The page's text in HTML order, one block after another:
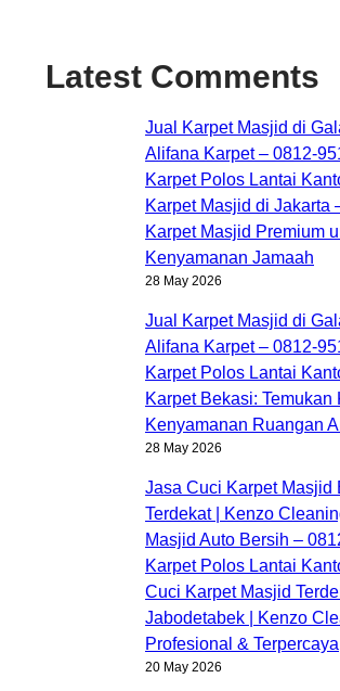
Latest Comments
Jual Karpet Masjid di
Alifana Karpet – 0812-
Karpet Polos Lantai
Karpet Masjid di Jakarta
Karpet Masjid Premium
Kenyamanan Jamaah
28 May 2026
Jual Karpet Masjid di
Alifana Karpet – 0812-
Karpet Polos Lantai
Karpet Bekasi: Temukan
Kenyamanan Ruangan
28 May 2026
Jasa Cuci Karpet Masjid
Terdekat | Kenzo
Masjid Auto Bersih –
Karpet Polos Lantai
Cuci Karpet Masjid
Jabodetabek | Kenzo
Profesional & Terpercaya
20 May 2026